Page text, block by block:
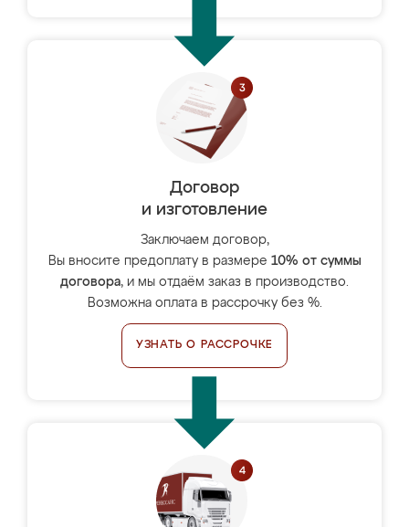
Договор
и изготовление
Заключаем договор,
Вы вносите предоплату в размере 10% от суммы
договора, и мы отдаём заказ в производство.
Возможна оплата в рассрочку без %.
УЗНАТЬ О РАССРОЧКЕ